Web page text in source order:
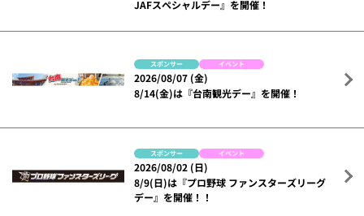
JAFスペシャルデー』を開催！
スポンサー イベント
2026/08/07 (金)
8/14(金)は『台南観光デー』を開催！
スポンサー イベント
2026/08/02 (日)
8/9(日)は『プロ野球 ファンスターズリーグ
デー』を開催！！